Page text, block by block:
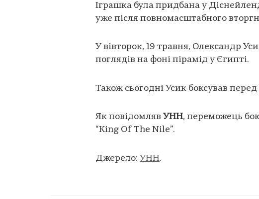
Іграшка була придбана у
уже після повномасштабного
У вівторок, 19 травня, Олександр
поглядів на фоні пірамід у Єгипті.
Також сьогодні Усик боксував
Як повідомляв УНН, переможець
“King Of The Nile”.
Джерело: УНН.